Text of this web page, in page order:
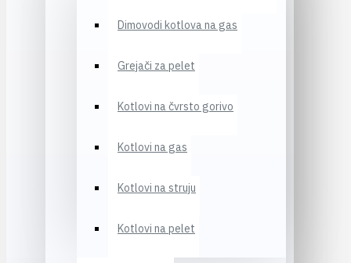
Dimovodi kotlova na gas
Grejači za pelet
Kotlovi na čvrsto gorivo
Kotlovi na gas
Kotlovi na struju
Kotlovi na pelet